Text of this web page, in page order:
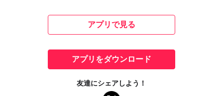
アプリで見る
アプリをダウンロード
友達にシェアしよう！